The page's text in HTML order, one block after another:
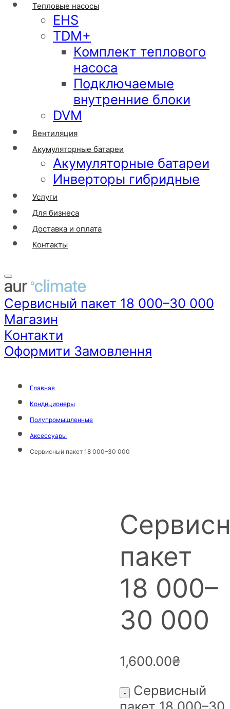
Тепловые насосы
EHS
TDM+
Комплект теплового
насоса
Подключаемые
внутренние блоки
DVM
Вентиляция
Акумуляторные батареи
Акумуляторные батареи
Инверторы гибридные
Услуги
Для бизнеса
Доставка и оплата
Контакты
Сервисный пакет 18 000–30 000
Магазин
Контакти
Оформити Замовлення
Главная
Кондиционеры
Полупромышленные
Аксессуары
Сервисный пакет 18 000–30 000
пакет
18 000–
30 000
1,600.00₴
Сервисный